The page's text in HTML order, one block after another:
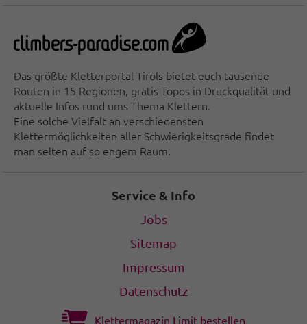
Das größte Kletterportal Tirols bietet euch tausende
Routen in 15 Regionen, gratis Topos in Druckqualität und
aktuelle Infos rund ums Thema Klettern.
Eine solche Vielfalt an verschiedensten
Klettermöglichkeiten aller Schwierigkeitsgrade findet
man selten auf so engem Raum.
Service & Info
Jobs
Sitemap
Impressum
Datenschutz
Klettermagazin Limit bestellen